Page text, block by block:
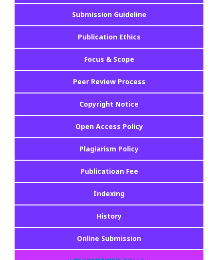
Submission Guideline
Publication Ethics
Focus & Scope
Peer Review Process
Copyright Notice
Open Access Policy
Plagiarism Policy
Publicatioan Fee
Indexing
History
Online Submission